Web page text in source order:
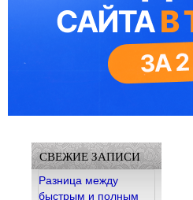
СВЕЖИЕ ЗАПИСИ
Разница между
быстрым и полным